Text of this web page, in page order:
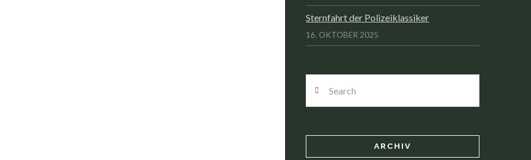
Sternfahrt der Polizeiklassiker
16. OKTOBER 2025
ARCHIV